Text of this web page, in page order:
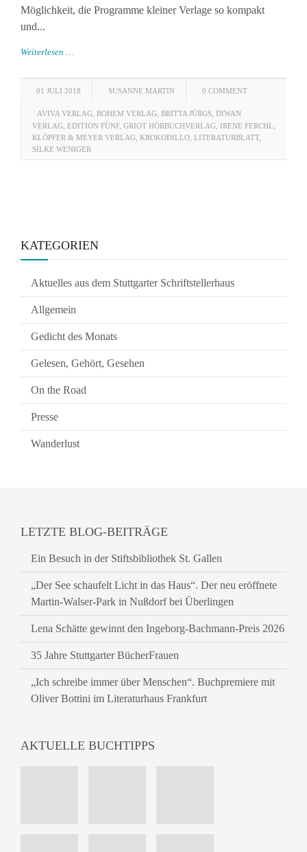
Möglichkeit, die Programme kleiner Verlage so kompakt
und...
Weiterlesen …
01 JULI 2018 SUSANNE MARTIN 0 COMMENT
AVIVA VERLAG BOHEM VERLAG BRITTA JÜRGS DIWAN
VERLAG EDITION FÜNF, GRIOT HÖRBUCHVERLAG IRENE FERCHL
KLÖPFER & MEYER VERLAG KROKODILLO LITERATURBLATT,
SILKE WENIGER
KATEGORIEN
Aktuelles aus dem Stuttgarter Schriftstellerhaus
Allgemein
Gedicht des Monats
Gelesen, Gehört, Gesehen
On the Road
Presse
Wanderlust
LETZTE BLOG-BEITRÄGE
Ein Besuch in der Stiftsbibliothek St. Gallen
„Der See schaufelt Licht in das Haus“. Der neu eröffnete
Martin-Walser-Park in Nußdorf bei Überlingen
Lena Schätte gewinnt den Ingeborg-Bachmann-Preis 2026
35 Jahre Stuttgarter BücherFrauen
„Ich schreibe immer über Menschen“. Buchpremiere mit
Oliver Bottini im Literaturhaus Frankfurt
AKTUELLE BUCHTIPPS